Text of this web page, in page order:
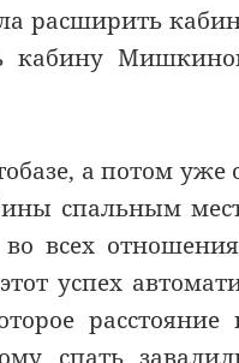
расширить
кабину
а потом уже
спальным
всех
успех
расстояние
спать